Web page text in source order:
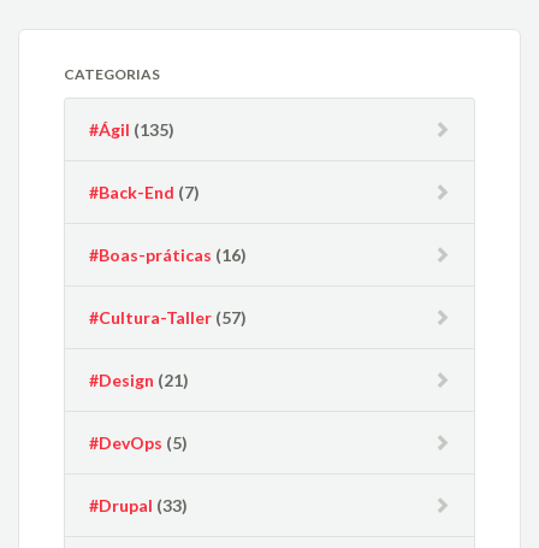
CATEGORIAS
#Ágil (135)
#Back-End (7)
#Boas-práticas (16)
#Cultura-Taller (57)
#Design (21)
#DevOps (5)
#Drupal (33)